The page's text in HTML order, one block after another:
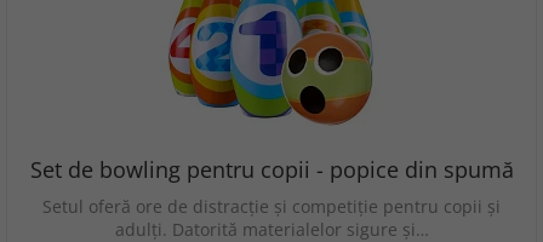
Set de bowling pentru copii - popice din spumă
Setul oferă ore de distracție și competiție pentru copii și
adulți. Datorită materialelor sigure și…